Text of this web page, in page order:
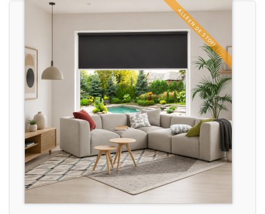
ALLEEN DE STOF!